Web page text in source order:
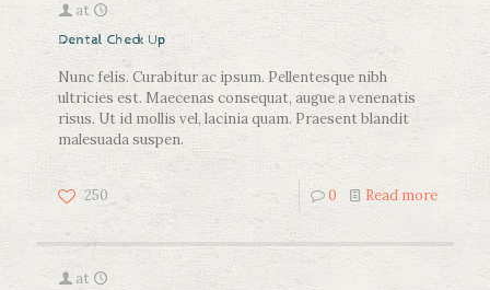
at
Dental Check Up
Nunc felis. Curabitur ac ipsum. Pellentesque nibh
ultricies est. Maecenas consequat, augue a venenatis
risus. Ut id mollis vel, lacinia quam. Praesent blandit
malesuada suspen.
250 0 Read more
at